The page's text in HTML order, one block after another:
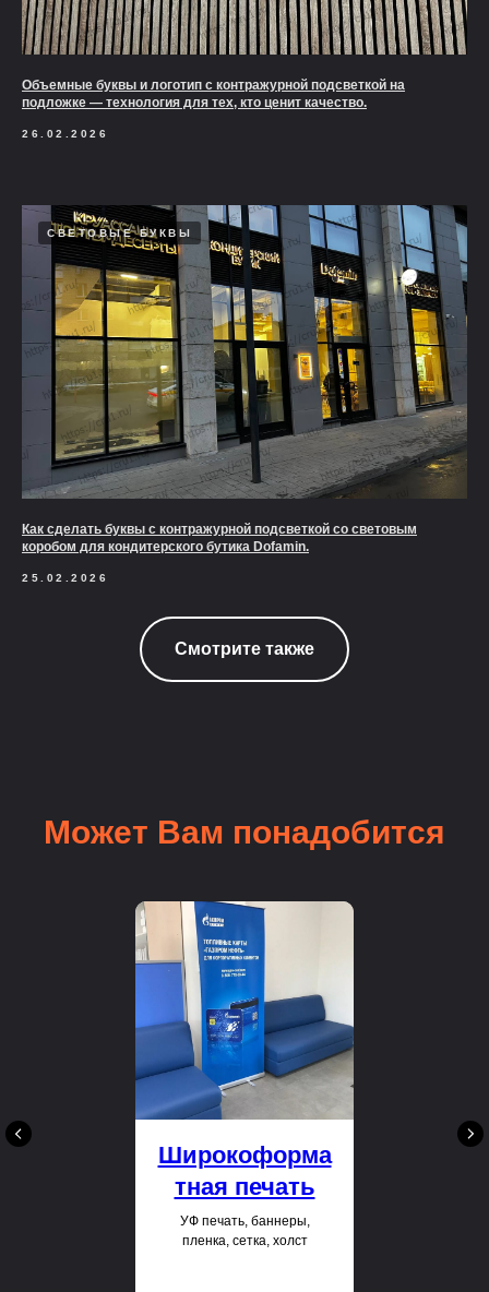
Объемные буквы и логотип с контражурной подсветкой на
подложке — технология для тех, кто ценит качество.
26.02.2026
СВЕТОВЫЕ БУКВЫ
Как сделать буквы с контражурной подсветкой со световым
коробом для кондитерского бутика Dofamin.
25.02.2026
Смотрите также
Может Вам понадобится
Широкоформа
тная печать
УФ печать, баннеры,
пленка, сетка, холст